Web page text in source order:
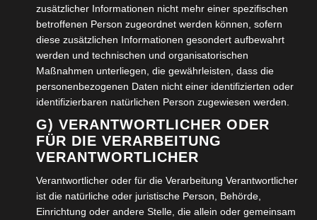
Profispieler aus Braunschweig und Salzgitter und
Stadtmeister aus Wolfenbüttel und Braunschweig, die
manchmal mitspielen, auch ihre Schwächen haben und
ausgetrickst werden können. Es ist eben auch ein Spiel
der Strategie und des Zusammenspiels mit Profis und
Laienspielern, den Lernenden
Nun nähern wir uns dem eigentlichen Spiel, denn die
Teams sind inzwischen ermittelt. Die erste Aufnahme
beginnt, ein/e Teamspieler/in =Leger/in wirft nun die
kleine Holzkugel und gleich darauf eine Stahlkugel hinter
zusätzlicher Informationen nicht mehr einer spezifischen
betroffenen Person zugeordnet werden können, sofern
diese zusätzlichen Informationen gesondert aufbewahrt
werden und technischen und organisatorischen
Maßnahmen unterliegen, die gewährleisten, dass die
personenbezogenen Daten nicht einer identifizierten oder
identifizierbaren natürlichen Person zugewiesen werden.
G) VERANTWORTLICHER ODER
FÜR DIE VERARBEITUNG
VERANTWORTLICHER
Verantwortlicher oder für die Verarbeitung Verantwortlicher
ist die natürliche oder juristische Person, Behörde,
Einrichtung oder andere Stelle, die allein oder gemeinsam